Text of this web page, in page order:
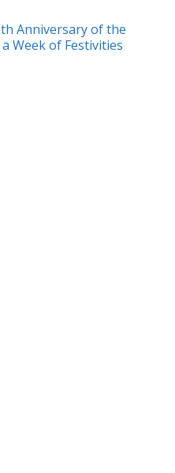
Anniversary of the
Week of Festivities